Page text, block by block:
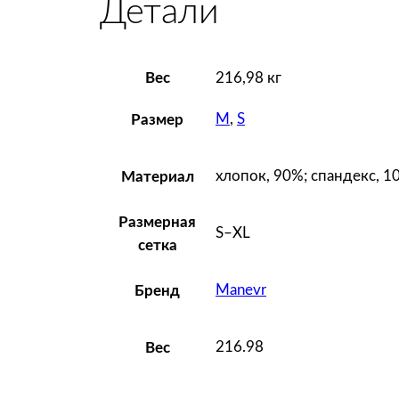
Детали
Вес 216,98 кг
Размер M , S
Материал хлопок, 90%; спандекс,
Размерная
сетка
S–XL
Бренд Manevr
Вес 216.98